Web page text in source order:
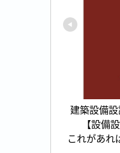
建築設備
【設備
これがあれ